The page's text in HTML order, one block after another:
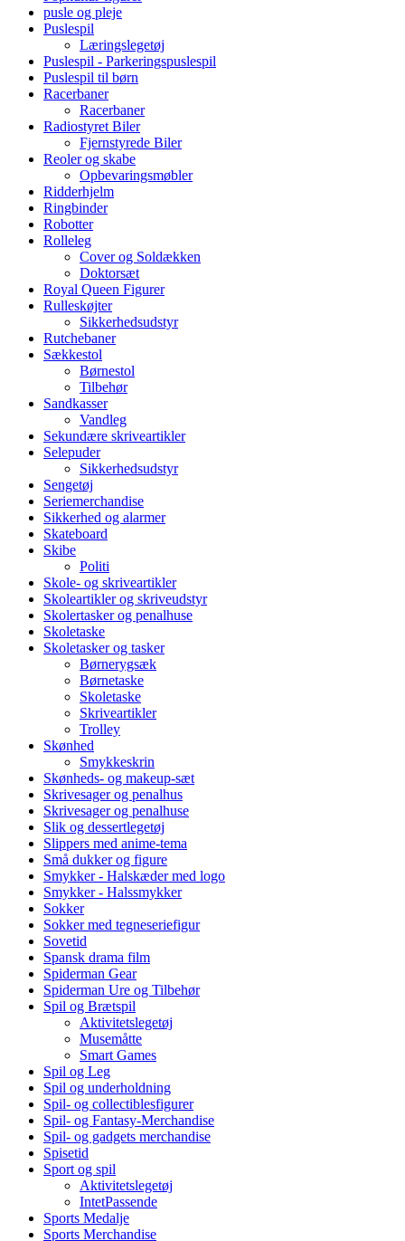
pusle og pleje
Puslespil
Læringslegetøj
Puslespil - Parkeringspuslespil
Puslespil til børn
Racerbaner
Racerbaner
Radiostyret Biler
Fjernstyrede Biler
Reoler og skabe
Opbevaringsmøbler
Ridderhjelm
Ringbinder
Robotter
Rolleleg
Cover og Soldækken
Doktorsæt
Royal Queen Figurer
Rulleskøjter
Sikkerhedsudstyr
Rutchebaner
Sækkestol
Børnestol
Tilbehør
Sandkasser
Vandleg
Sekundære skriveartikler
Selepuder
Sikkerhedsudstyr
Sengetøj
Seriemerchandise
Sikkerhed og alarmer
Skateboard
Skibe
Politi
Skole- og skriveartikler
Skoleartikler og skriveudstyr
Skolertasker og penalhuse
Skoletaske
Skoletasker og tasker
Børnerygsæk
Børnetaske
Skoletaske
Skriveartikler
Trolley
Skønhed
Smykkeskrin
Skønheds- og makeup-sæt
Skrivesager og penalhus
Skrivesager og penalhuse
Slik og dessertlegetøj
Slippers med anime-tema
Små dukker og figure
Smykker - Halskæder med logo
Smykker - Halssmykker
Sokker
Sokker med tegneseriefigur
Sovetid
Spansk drama film
Spiderman Gear
Spiderman Ure og Tilbehør
Spil og Brætspil
Aktivitetslegetøj
Musemåtte
Smart Games
Spil og Leg
Spil og underholdning
Spil- og collectiblesfigurer
Spil- og Fantasy-Merchandise
Spil- og gadgets merchandise
Spisetid
Sport og spil
Aktivitetslegetøj
IntetPassende
Sports Medalje
Sports Merchandise